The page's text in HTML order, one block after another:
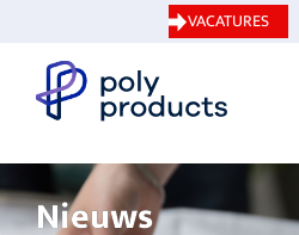
VACATURES
Nieuws